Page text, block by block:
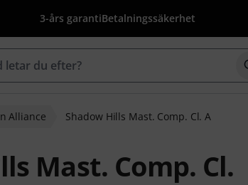
3-års garantiBetalningssäkerhet
Alliance Shadow Hills Mast. Comp. Cl. A
Mast. Comp. Cl.